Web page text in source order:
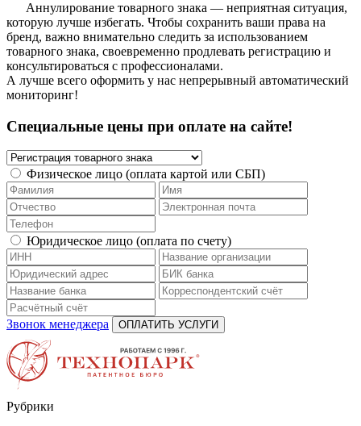
Аннулирование товарного знака — неприятная ситуация,
которую лучше избегать. Чтобы сохранить ваши права на
бренд, важно внимательно следить за использованием
товарного знака, своевременно продлевать регистрацию и
консультироваться с профессионалами.
А лучше всего оформить у нас непрерывный автоматический
мониторинг!
Специальные цены при оплате на сайте!
Физическое лицо (оплата картой или СБП)
Юридическое лицо (оплата по счету)
Звонок менеджера ОПЛАТИТЬ УСЛУГИ
Рубрики